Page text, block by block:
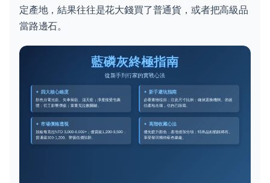
定產地，結果往往是花大錢買了普通貨，或者把高級品
當路邊石。